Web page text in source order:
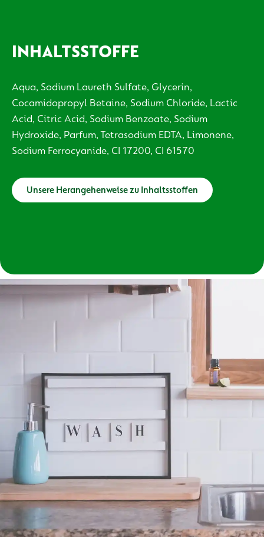
INHALTSSTOFFE
Aqua, Sodium Laureth Sulfate, Glycerin,
Cocamidopropyl Betaine, Sodium Chloride, Lactic
Acid, Citric Acid, Sodium Benzoate, Sodium
Hydroxide, Parfum, Tetrasodium EDTA, Limonene,
Sodium Ferrocyanide, CI 17200, CI 61570
Unsere Herangehenweise zu Inhaltsstoffen